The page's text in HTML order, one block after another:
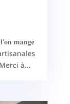
𝐥'𝐨𝐧 𝐦𝐚𝐧𝐠𝐞
à...